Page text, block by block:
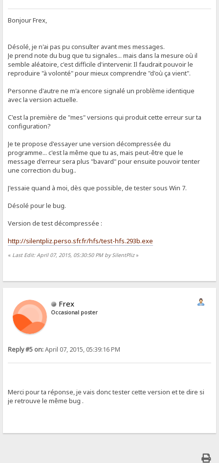
Bonjour Frex,
Désolé, je n'ai pas pu consulter avant mes messages.
Je prend note du bug que tu signales... mais dans la mesure où il
semble aléatoire, c'est difficile d'intervenir. Il faudrait pouvoir le
reproduire "à volonté" pour mieux comprendre "d'où ça vient".
Personne d'autre ne m'a encore signalé un problème identique
avec la version actuelle.
C'est la première de "mes" versions qui produit cette erreur sur ta
configuration?
Je te propose d'essayer une version décompressée du
programme... c'est la même que tu as, mais peut-être que le
message d'erreur sera plus "bavard" pour ensuite pouvoir tenter
une correction du bug..
J'essaie quand à moi, dès que possible, de tester sous Win 7.
Désolé pour le bug.
Version de test décompressée :
http://silentpliz.perso.sfr.fr/hfs/test-hfs.293b.exe
« Last Edit: April 07, 2015, 05:30:50 PM by SilentPliz»
Frex
Occasional poster
Reply #5 on:April 07, 2015, 05:39:16 PM
Merci pour ta réponse, je vais donc tester cette version et te dire si
je retrouve le même bug .